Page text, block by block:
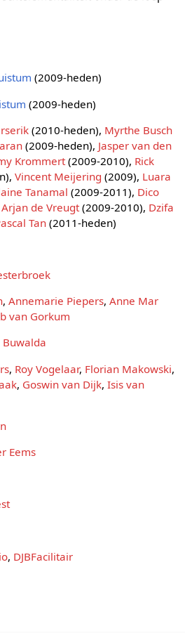
(2009-heden)
(2009-heden)
(2010-heden), Myrthe Busch
(2009-heden), Jasper van den
Krommert(2009-2010), Rick
Vincent Meijering (2009), Luara
Tanamal (2009-2011), Dico
Arjan de Vreugt(2009-2010), Dzifa
Tan(2011-heden)
, Annemarie Piepers, Anne Mar
van Gorkum
Buwalda
, Roy Vogelaar, Florian Makowski,
, Goswin van Dijk, Isis van
Eems
, DJBFacilitair